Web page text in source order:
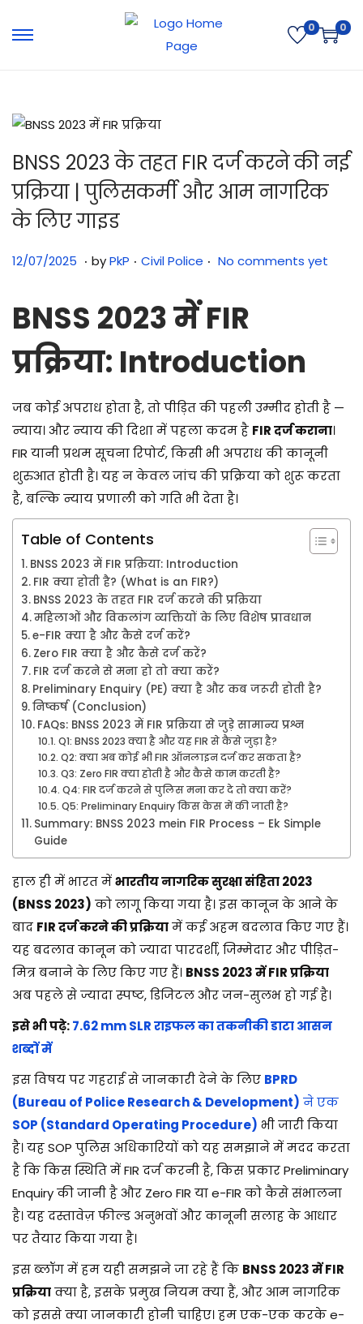
0 0
BNSS 2023 के तहत FIR दर्ज करने की नई
प्रक्रिया | पुलिसकर्मी और आम नागरिक
के लिए गाइड
Posted on
12/07/2025 0
/
0
1
/
6
. byPkP . Posted in
Civil Police . No comments yet
BNSS 2023 में FIR
प्रक्रिया: Introduction
जब कोई अपराध होता है, तो पीड़ित की पहली उम्मीद होती है —
न्याय। और न्याय की दिशा में पहला कदम है FIR दर्ज कराना।
FIR यानी प्रथम सूचना रिपोर्ट, किसी भी अपराध की कानूनी
शुरुआत होती है। यह न केवल जांच की प्रक्रिया को शुरू करता
है, बल्कि न्याय प्रणाली को गति भी देता है।
Table of Contents
BNSS 2023 में FIR प्रक्रिया: Introduction
FIR क्या होती है? (What is an FIR?)
BNSS 2023 के तहत FIR दर्ज करने की प्रक्रिया
महिलाओं और विकलांग व्यक्तियों के लिए विशेष प्रावधान
e-FIR क्या है और कैसे दर्ज करें?
Zero FIR क्या है और कैसे दर्ज करें?
FIR दर्ज करने से मना हो तो क्या करें?
Preliminary Enquiry (PE) क्या है और कब जरूरी होती है?
निष्कर्ष (Conclusion)
FAQs: BNSS 2023 में FIR प्रक्रिया से जुड़े सामान्य प्रश्न
Q1: BNSS 2023 क्या है और यह FIR से कैसे जुड़ा है?
Q2: क्या अब कोई भी FIR ऑनलाइन दर्ज कर सकता है?
Q3: Zero FIR क्या होती है और कैसे काम करती है?
Q4: FIR दर्ज करने से पुलिस मना कर दे तो क्या करें?
Q5: Preliminary Enquiry किस केस में की जाती है?
Summary: BNSS 2023 mein FIR Process – Ek Simple
Guide
हाल ही में भारत मेंभारतीय नागरिक सुरक्षा संहिता 2023
(BNSS 2023) को लागू किया गया है। इस कानून के आने के
बाद FIR दर्ज करने की प्रक्रियामें कई अहम बदलाव किए गए हैं।
यह बदलाव कानून को ज्यादा पारदर्शी, जिम्मेदार और पीड़ित-
मित्र बनाने के लिए किए गए हैं। BNSS 2023 में FIR प्रक्रिया
अब पहले से ज्यादा स्पष्ट, डिजिटल और जन-सुलभ हो गई है।
इसे भी पढ़े:7.62 mm SLR राइफल का तकनीकी डाटा आसन
शब्दों में
इस विषय पर गहराई से जानकारी देने के लिए BPRD
(Bureau of Police Research & Development) ने एक
SOP (Standard Operating Procedure) भी जारी किया
है। यह SOP पुलिस अधिकारियों को यह समझाने में मदद करता
है कि किस स्थिति में FIR दर्ज करनी है, किस प्रकार Preliminary
Enquiry की जानी है और Zero FIR या e-FIR को कैसे संभालना
है। यह दस्तावेज़ फील्ड अनुभवों और कानूनी सलाह के आधार
पर तैयार किया गया है।
इस ब्लॉग में हम यही समझने जा रहे हैं कि BNSS 2023 में FIR
प्रक्रियाक्या है, इसके प्रमुख नियम क्या हैं, और आम नागरिक
को इससे क्या जानकारी होनी चाहिए। हम एक-एक करके e-